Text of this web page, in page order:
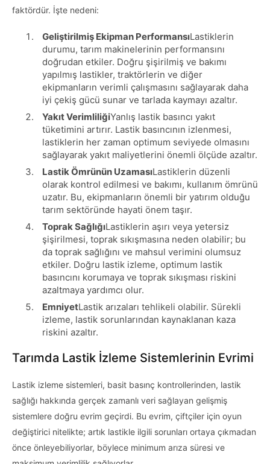
faktördür. İşte nedeni:
Geliştirilmiş Ekipman PerformansıLastiklerin
durumu, tarım makinelerinin performansını
doğrudan etkiler. Doğru şişirilmiş ve bakımı
yapılmış lastikler, traktörlerin ve diğer
ekipmanların verimli çalışmasını sağlayarak daha
iyi çekiş gücü sunar ve tarlada kaymayı azaltır.
Yakıt VerimliliğiYanlış lastik basıncı yakıt
tüketimini artırır. Lastik basıncının izlenmesi,
lastiklerin her zaman optimum seviyede olmasını
sağlayarak yakıt maliyetlerini önemli ölçüde azaltır.
Lastik Ömrünün UzamasıLastiklerin düzenli
olarak kontrol edilmesi ve bakımı, kullanım ömrünü
uzatır. Bu, ekipmanların önemli bir yatırım olduğu
tarım sektöründe hayati önem taşır.
Toprak SağlığıLastiklerin aşırı veya yetersiz
şişirilmesi, toprak sıkışmasına neden olabilir; bu
da toprak sağlığını ve mahsul verimini olumsuz
etkiler. Doğru lastik izleme, optimum lastik
basıncını korumaya ve toprak sıkışması riskini
azaltmaya yardımcı olur.
EmniyetLastik arızaları tehlikeli olabilir. Sürekli
izleme, lastik sorunlarından kaynaklanan kaza
riskini azaltır.
Tarımda Lastik İzleme Sistemlerinin Evrimi
Lastik izleme sistemleri, basit basınç kontrollerinden, lastik
sağlığı hakkında gerçek zamanlı veri sağlayan gelişmiş
sistemlere doğru evrim geçirdi. Bu evrim, çiftçiler için oyun
değiştirici nitelikte; artık lastikle ilgili sorunları ortaya çıkmadan
önce önleyebiliyorlar, böylece minimum arıza süresi ve